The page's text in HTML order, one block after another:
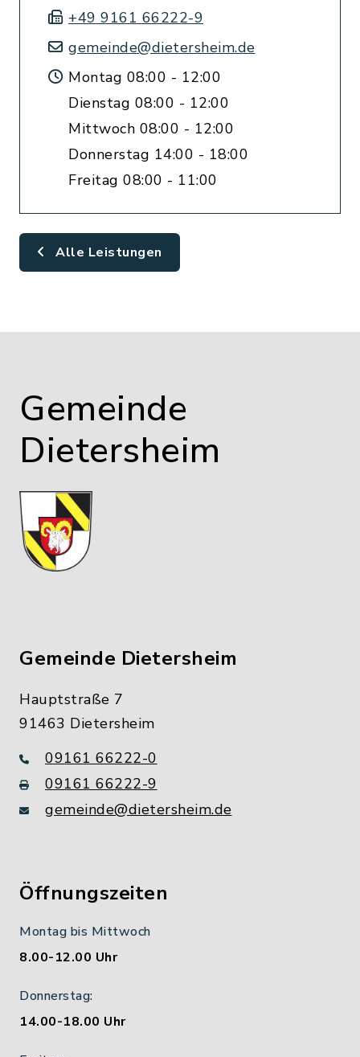
+49 9161 66222-9
gemeinde@dietersheim.de
Montag 08:00 - 12:00
Dienstag 08:00 - 12:00
Mittwoch 08:00 - 12:00
Donnerstag 14:00 - 18:00
Freitag 08:00 - 11:00
Alle Leistungen
Gemeinde
Dietersheim
Gemeinde Dietersheim
Hauptstraße 7
91463 Dietersheim
09161 66222-0
09161 66222-9
gemeinde@dietersheim.de
Öffnungszeiten
Montag bis Mittwoch
8.00-12.00 Uhr
Donnerstag:
14.00-18.00 Uhr